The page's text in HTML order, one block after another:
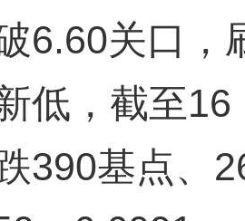
6.60关口，
低，截至
390基点、